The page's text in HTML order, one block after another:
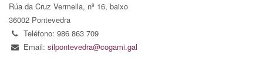
Rúa da Cruz Vermella, nº 16, baixo
36002 Pontevedra
Teléfono: 986 863 709
Email: silpontevedra@cogami.gal